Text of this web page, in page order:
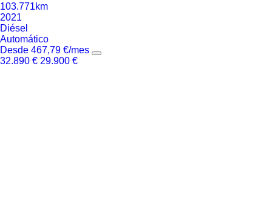
103.771km
2021
Diésel
Automático
Desde 467,79 €/mes
32.890 € 29.900 €